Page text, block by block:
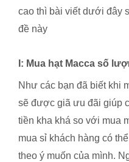
cao thì bài viết dưới đây
đề này
I: Mua hạt Macca số
Như các bạn đã biết khi
sẽ được giã ưu đãi giúp
tiền kha khá so với mua
mua sỉ khách hàng có
theo ý muốn của mình.